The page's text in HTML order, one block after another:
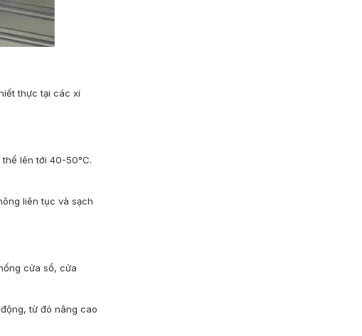
thực tại các xí
lên tới 40-50°C.
liên tục và sạch
cửa sổ, cửa
từ đó nâng cao